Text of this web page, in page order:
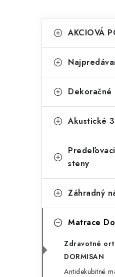
o
n
ý
a
e
kategórie
a
e
ó
i
AKCIOVÁ
Dekoračné
Akustické
steny
Záhradný
Matrace
Zdravotné
DORMISAN
Antidekubitné